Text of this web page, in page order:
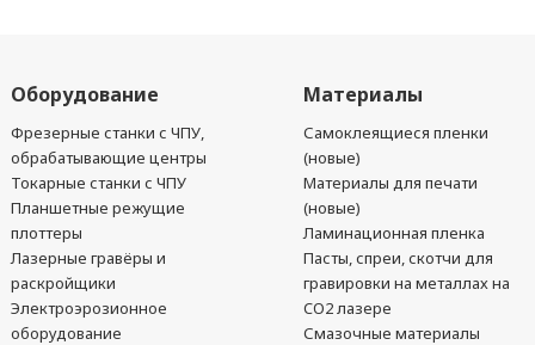
Оборудование
Фрезерные станки с ЧПУ,
обрабатывающие центры
Токарные станки с ЧПУ
Планшетные режущие
плоттеры
Лазерные гравёры и
раскройщики
Электроэрозионное
оборудование
Материалы
Самоклеящиеся пленки
(новые)
Материалы для печати
(новые)
Ламинационная пленка
Пасты, спреи, скотчи для
гравировки на металлах на
CO2 лазере
Смазочные материалы